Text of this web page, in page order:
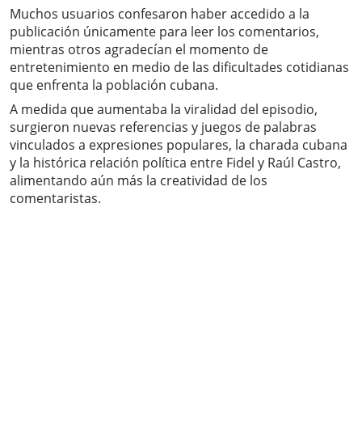
Muchos usuarios confesaron haber accedido a la
publicación únicamente para leer los comentarios,
mientras otros agradecían el momento de
entretenimiento en medio de las dificultades cotidianas
que enfrenta la población cubana.
A medida que aumentaba la viralidad del episodio,
surgieron nuevas referencias y juegos de palabras
vinculados a expresiones populares, la charada cubana
y la histórica relación política entre Fidel y Raúl Castro,
alimentando aún más la creatividad de los
comentaristas.